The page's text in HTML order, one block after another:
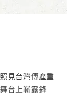
台灣傳產重
台上嶄露鋒